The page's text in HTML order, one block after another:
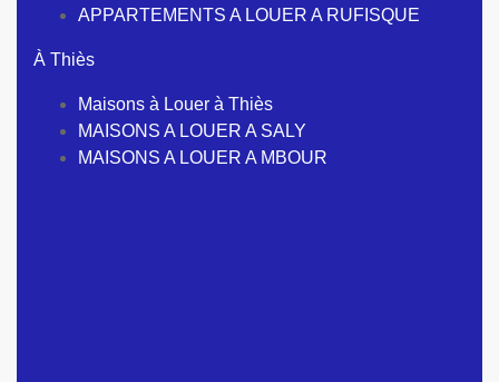
APPARTEMENTS A LOUER A RUFISQUE
À Thiès
Maisons à Louer à Thiès
MAISONS A LOUER A SALY
MAISONS A LOUER A MBOUR